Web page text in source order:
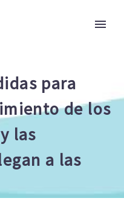
para
de los
las
a las